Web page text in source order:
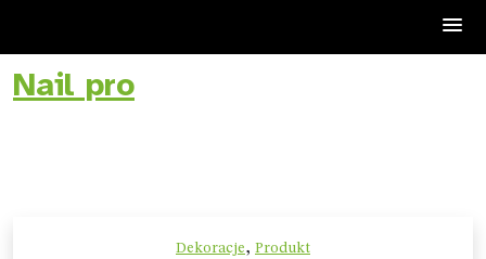
Skip
toNail pro
Dekoracje, Produkt